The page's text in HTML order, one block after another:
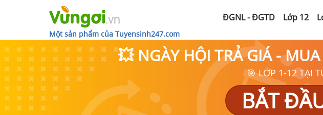
Một sản phẩm của Tuyensinh247.com
ĐGNL - ĐGTD Lớp 12
💥 NGÀY HỘI TRẢ GIÁ -
🎯 LỚP 1-12 TẠI
BẮT